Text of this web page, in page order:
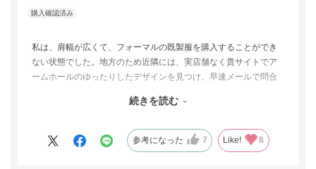
私は、肩幅が広くて、フォーマルの既製服を購入することができ
ない状態でした。地方のため近隣には、実店舗なく貴サイトでア
ームホールのゆったりしたデザインを見つけ、早速メールで問合
翌日回答をいただく迅速な対応に驚きました。残り2着。急ぎ購
りとしたデザインでしたが、それにしても大きい。返品も検討し
ましたが、身頃は9号で、肩幅は13号の私。美しく深い黒の生
続きを読む
参考になった 7 Like! 8